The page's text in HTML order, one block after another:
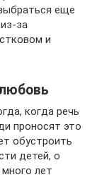
еще
за
и
когда речь
проносят это
обустроить
детей, о
лет